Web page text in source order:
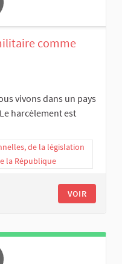
comme
vivons dans un pays
harcèlement est
de la législation
la République
VOIR